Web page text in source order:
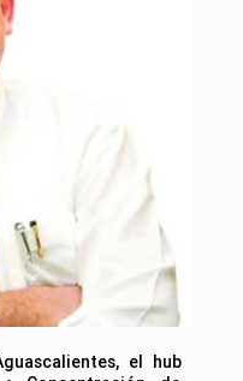
el hub